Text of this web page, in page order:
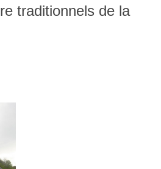
traditionnels de la